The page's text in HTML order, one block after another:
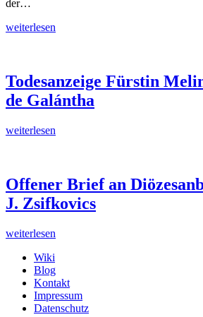
der…
Nachruf
Fürstin
Melinda
Esterházy
Galántha
weiterlesen
Todesanzeige Fürstin
de Galántha
Todesanzeige
de
Galántha
weiterlesen
Offener Brief an
J. Zsifkovics
Offener
Diözesanbischof
Ägidius
Zsifkovics
weiterlesen
Wiki
Blog
Kontakt
Impressum
Datenschutz